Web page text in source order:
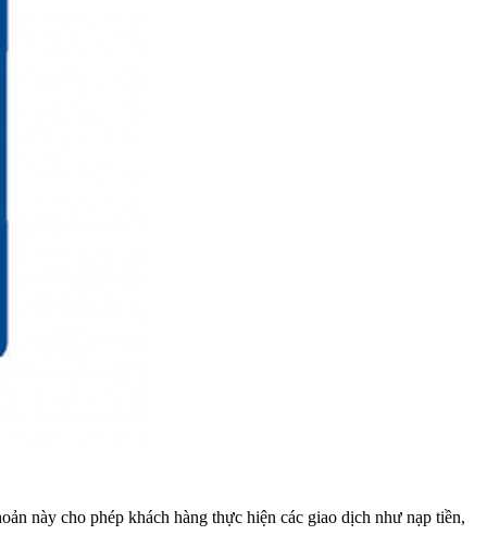
này cho phép khách hàng thực hiện các giao dịch như nạp tiền,